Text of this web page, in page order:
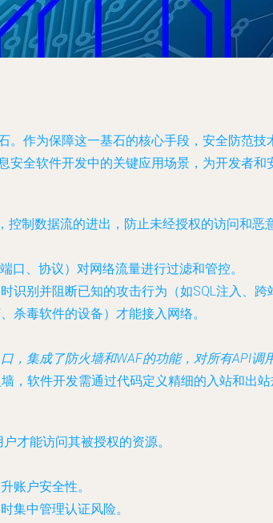
作为保障这一基石的核心手段，安全防范
全软件开发中的关键应用场景，为开发者
控制数据流的进出，防止未经授权的访问和恶
口、协议）对网络流量进行过滤和管控。
识别并阻断已知的攻击行为（如SQL注入、跨
杀毒软件的设备）才能接入网络。
，集成了防火墙和WAF的功能，对所有API
，软件开发需通过代码定义精细的入站和出
才能访问其被授权的资源。
账户安全性。
集中管理认证风险。